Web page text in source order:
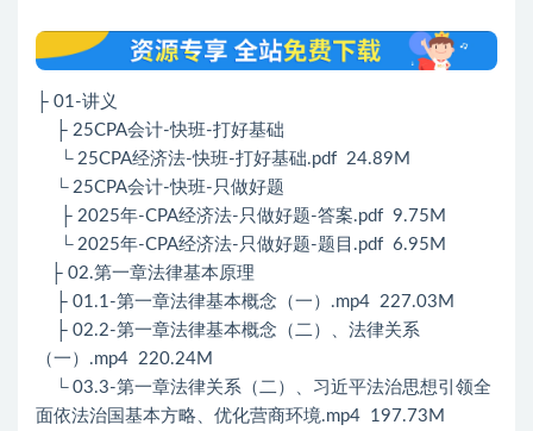
├ 01-讲义
├ 25CPA会计-快班-打好基础
└ 25CPA经济法-快班-打好基础.pdf 24.89M
└ 25CPA会计-快班-只做好题
├ 2025年-CPA经济法-只做好题-答案.pdf 9.75M
└ 2025年-CPA经济法-只做好题-题目.pdf 6.95M
├ 02.第一章法律基本原理
├ 01.1-第一章法律基本概念（一）.mp4 227.03M
├ 02.2-第一章法律基本概念（二）、法律关系
（一）.mp4 220.24M
└ 03.3-第一章法律关系（二）、习近平法治思想引领全
面依法治国基本方略、优化营商环境.mp4 197.73M